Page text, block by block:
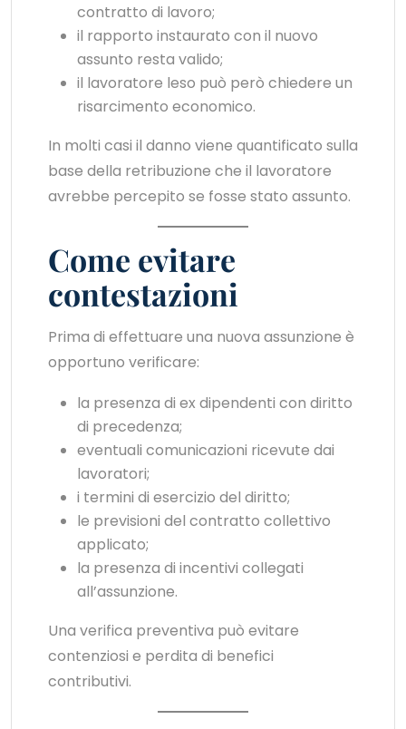
contratto di lavoro;
il rapporto instaurato con il nuovo
assunto resta valido;
il lavoratore leso può però chiedere un
risarcimento economico.
In molti casi il danno viene quantificato sulla
base della retribuzione che il lavoratore
avrebbe percepito se fosse stato assunto.
Come evitare
contestazioni
Prima di effettuare una nuova assunzione è
opportuno verificare:
la presenza di ex dipendenti con diritto
di precedenza;
eventuali comunicazioni ricevute dai
lavoratori;
i termini di esercizio del diritto;
le previsioni del contratto collettivo
applicato;
la presenza di incentivi collegati
all’assunzione.
Una verifica preventiva può evitare
contenziosi e perdita di benefici
contributivi.